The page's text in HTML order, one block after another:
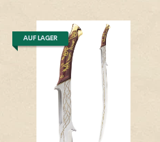
AUF LAGER